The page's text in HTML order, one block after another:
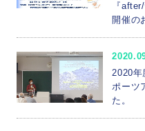
『
開催の
2020年
ポーツ
た。